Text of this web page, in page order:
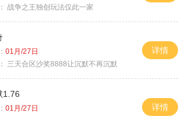
战争之王独创玩法仅此一家
01月/27日
三天合区沙奖8888让沉默不再沉默
详情
1.76
01月/27日
详情